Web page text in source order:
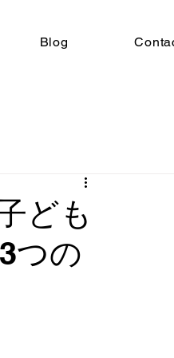
Blog
ども
つの